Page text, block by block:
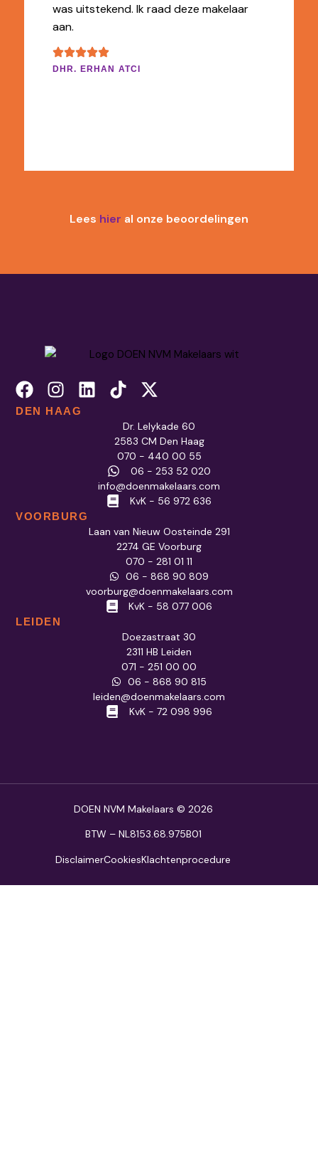
was uitstekend. Ik raad deze makelaar
aan.
DHR. ERHAN ATCI
Lees hier al onze beoordelingen
DEN HAAG
Dr. Lelykade 60
2583 CM Den Haag
070 - 440 00 55
06 - 253 52 020
info@doenmakelaars.com
KvK - 56 972 636
VOORBURG
Laan van Nieuw Oosteinde 291
2274 GE Voorburg
070 - 281 01 11
06 - 868 90 809
voorburg@doenmakelaars.com
KvK - 58 077 006
LEIDEN
Doezastraat 30
2311 HB Leiden
071 - 251 00 00
06 - 868 90 815
leiden@doenmakelaars.com
KvK - 72 098 996
DOEN NVM Makelaars © 2026
BTW – NL8153.68.975B01
DisclaimerCookiesKlachtenprocedure